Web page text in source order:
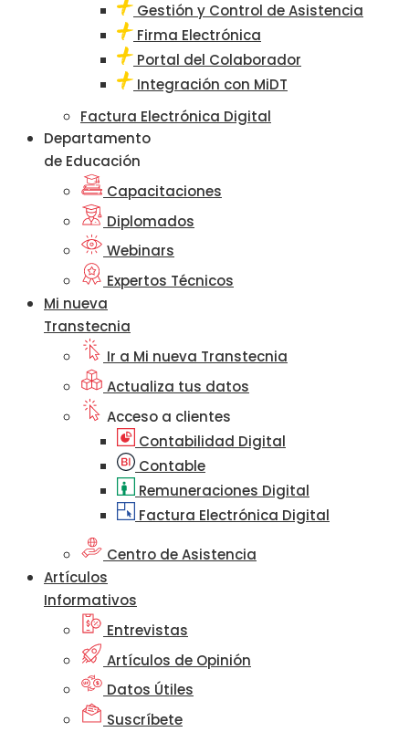
Gestión y Control de Asistencia
Firma Electrónica
Portal del Colaborador
Integración con MiDT
Factura Electrónica Digital
Departamento
de Educación
Capacitaciones
Diplomados
Webinars
Expertos Técnicos
Mi nueva
Transtecnia
Ir a Mi nueva Transtecnia
Actualiza tus datos
Acceso a clientes
Contabilidad Digital
Contable
Remuneraciones Digital
Factura Electrónica Digital
Centro de Asistencia
Artículos
Informativos
Entrevistas
Artículos de Opinión
Datos Útiles
Suscríbete